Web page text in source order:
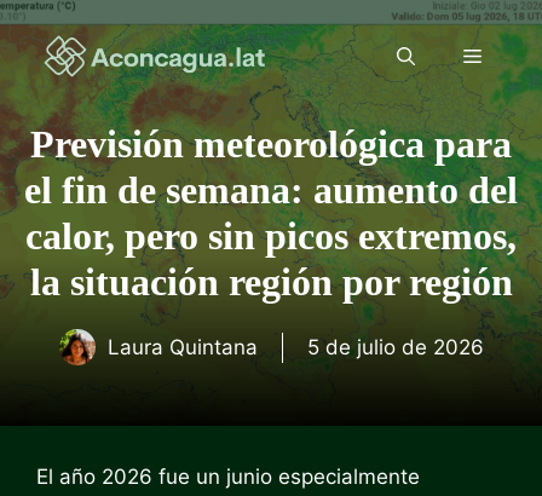
Saltar
contenido
Menú
Previsión meteorológica para
el fin de semana: aumento del
calor, pero sin picos extremos,
la situación región por región
Laura Quintana 5 de julio de 2026
El año 2026 fue un junio especialmente